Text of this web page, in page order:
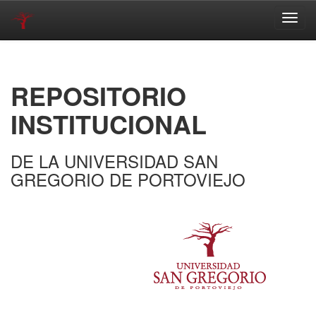
REPOSITORIO
INSTITUCIONAL
DE LA UNIVERSIDAD SAN
GREGORIO DE PORTOVIEJO